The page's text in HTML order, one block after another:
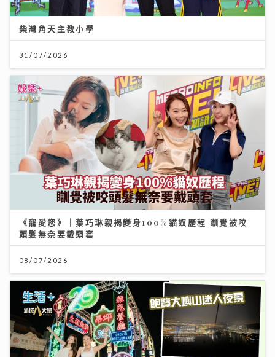
柴灣角天主教小學
31/07/2026
《寵愛您》｜葉巧琳親揭變身100%貓奴歷程 瞓覺被咬
頭髮無奈要戴頭套
08/07/2026